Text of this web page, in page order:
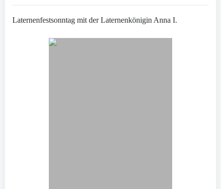
Laternenfestsonntag mit der Laternenkönigin Anna I.